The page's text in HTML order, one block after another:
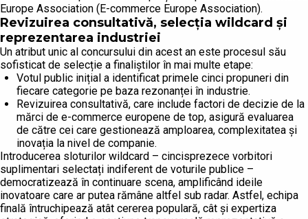
Europe Association (E-commerce Europe Association).
Revizuirea consultativă, selecția wildcard și
reprezentarea industriei
Un atribut unic al concursului din acest an este procesul său
sofisticat de selecție a finaliștilor în mai multe etape:
Votul public inițial a identificat primele cinci propuneri din
fiecare categorie pe baza rezonanței în industrie.
Revizuirea consultativă, care include factori de decizie de la
mărci de e-commerce europene de top, asigură evaluarea
de către cei care gestionează amploarea, complexitatea și
inovația la nivel de companie.
Introducerea sloturilor wildcard – cincisprezece vorbitori
suplimentari selectați indiferent de voturile publice –
democratizează în continuare scena, amplificând ideile
inovatoare care ar putea rămâne altfel sub radar. Astfel, echipa
finală întruchipează atât cererea populară, cât și expertiza